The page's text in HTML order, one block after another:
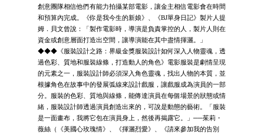
創意團隊相信他們有能力拍攝某部電影，讓金主相信電影會在時間
和預算內完成。《你是我今生的新娘》、《BJ單身日記》製片人提
姆．貝文曾說：「製作電影時，導演是負責掌控的人，製片人則在
資金或創意層面打造出空間，讓導演能在其中盡情揮灑。」
◆◆◆《服裝設計之路：界級金獎服裝設計如何深入人物靈魂，透
過色彩、質地和服裝線條，打造動人的角色》電影服裝是劇情呈現
的元素之一，服裝設計師必須深入角色靈魂，找出人物的本質，並
根據角色在故事中的發展弧線來設計戲服，讓戲服成為演員的一部
分。服裝的色彩、質地與線條，能傳達演員在每個場景的狀態或情
緒，服裝設計師透過演員創造出來的，可說是動態的藝術。「服裝
是一面畫布，我將它包在演員身上，然後再揭露它。」──茱莉・
薇絲（《美國心玫瑰情》、《揮灑烈愛》、《請來參加我的告別